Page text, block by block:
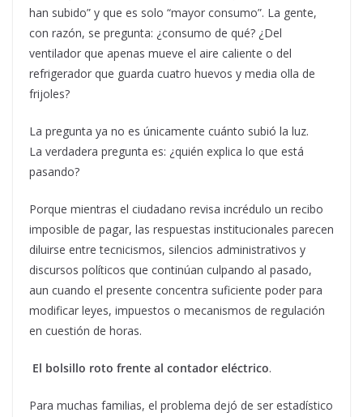
han subido” y que es solo “mayor consumo”. La gente,
con razón, se pregunta: ¿consumo de qué? ¿Del
ventilador que apenas mueve el aire caliente o del
refrigerador que guarda cuatro huevos y media olla de
frijoles?
La pregunta ya no es únicamente cuánto subió la luz.
La verdadera pregunta es: ¿quién explica lo que está
pasando?
Porque mientras el ciudadano revisa incrédulo un recibo
imposible de pagar, las respuestas institucionales parecen
diluirse entre tecnicismos, silencios administrativos y
discursos políticos que continúan culpando al pasado,
aun cuando el presente concentra suficiente poder para
modificar leyes, impuestos o mecanismos de regulación
en cuestión de horas.
El bolsillo roto frente al contador eléctrico.
Para muchas familias, el problema dejó de ser estadístico